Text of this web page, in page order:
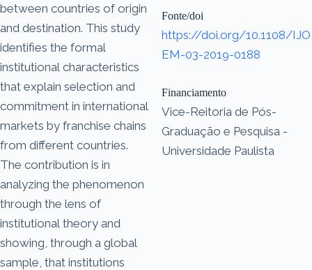
between countries of origin
and destination. This study
identifies the formal
institutional characteristics
that explain selection and
commitment in international
markets by franchise chains
from different countries.
The contribution is in
analyzing the phenomenon
through the lens of
institutional theory and
showing, through a global
sample, that institutions
Fonte/doi
https://doi.org/10.1108/IJO
EM-03-2019-0188
Financiamento
Vice-Reitoria de Pós-
Graduação e Pesquisa -
Universidade Paulista